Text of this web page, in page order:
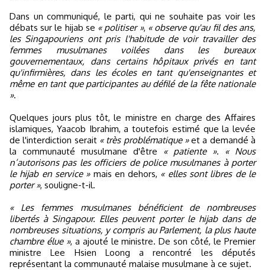
Dans un communiqué, le parti, qui ne souhaite pas voir les
débats sur le hijab se « politiser », « observe qu'au fil des ans,
les Singapouriens ont pris l'habitude de voir travailler des
femmes musulmanes voilées dans les bureaux
gouvernementaux, dans certains hôpitaux privés en tant
qu'infirmières, dans les écoles en tant qu'enseignantes et
même en tant que participantes au défilé de la fête nationale
».
Quelques jours plus tôt, le ministre en charge des Affaires
islamiques, Yaacob Ibrahim, a toutefois estimé que la levée
de l'interdiction serait « très problématique »et a demandé à
la communauté musulmane d'être
« patiente ».
« Nous
n’autorisons pas les officiers de police musulmanes à porter
le hijab en service »mais en dehors, « elles sont libres de le
porter », souligne-t-il.
« Les femmes musulmanes bénéficient de nombreuses
libertés à Singapour. Elles peuvent porter le hijab dans de
nombreuses situations, y compris au Parlement, la plus haute
chambre élue », a ajouté le ministre. De son côté, le Premier
ministre Lee Hsien Loong a rencontré les députés
représentant la communauté malaise musulmane à ce sujet.